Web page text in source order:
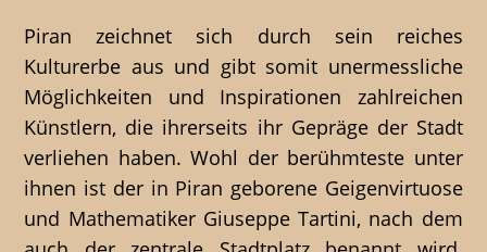
Piran zeichnet sich durch sein reiches
Kulturerbe aus und gibt somit unermessliche
Möglichkeiten und Inspirationen zahlreichen
Künstlern, die ihrerseits ihr Gepräge der Stadt
verliehen haben. Wohl der berühmteste unter
ihnen ist der in Piran geborene Geigenvirtuose
und Mathematiker Giuseppe Tartini, nach dem